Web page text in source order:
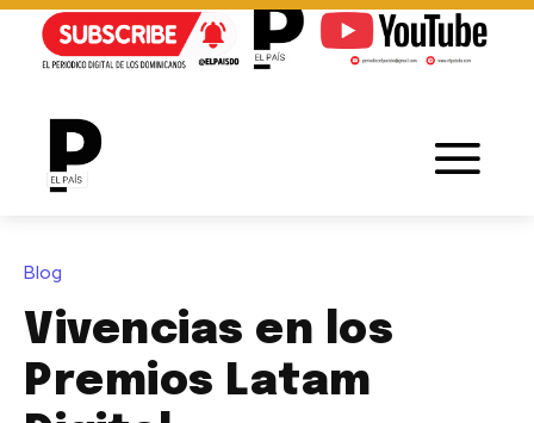
Blog
Vivencias en los
Premios Latam